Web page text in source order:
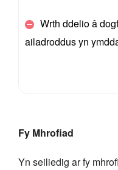
Wrth ddelio â
ailadroddus yn
Fy Mhrofiad
Yn seiliedig ar fy